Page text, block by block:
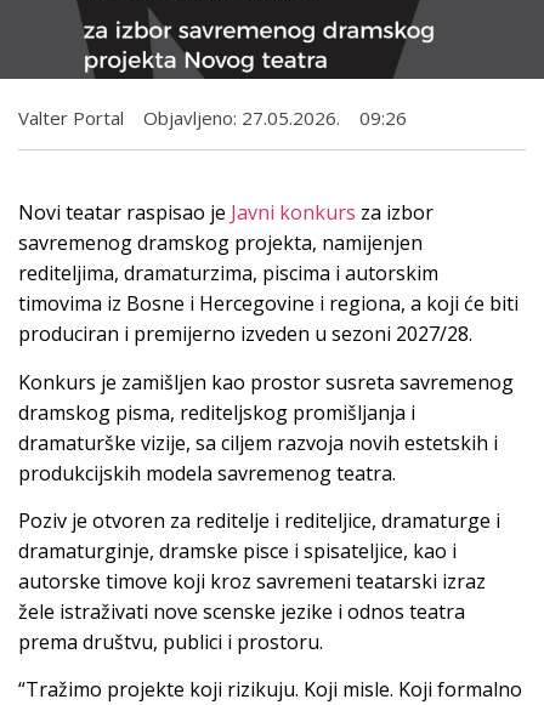
Valter Portal Objavljeno: 27.05.2026. 09:26
Novi teatar raspisao je Javni konkurs za izbor
savremenog dramskog projekta, namijenjen
rediteljima, dramaturzima, piscima i autorskim
timovima iz Bosne i Hercegovine i regiona, a koji će biti
produciran i premijerno izveden u sezoni 2027/28.
Konkurs je zamišljen kao prostor susreta savremenog
dramskog pisma, rediteljskog promišljanja i
dramaturške vizije, sa ciljem razvoja novih estetskih i
produkcijskih modela savremenog teatra.
Poziv je otvoren za reditelje i rediteljice, dramaturge i
dramaturginje, dramske pisce i spisateljice, kao i
autorske timove koji kroz savremeni teatarski izraz
žele istraživati nove scenske jezike i odnos teatra
prema društvu, publici i prostoru.
“Tražimo projekte koji rizikuju. Koji misle. Koji formalno